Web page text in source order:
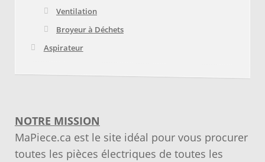
Ventilation
Broyeur à Déchets
Aspirateur
NOTRE MISSION
MaPiece.ca est le site idéal pour vous procurer
toutes les pièces électriques de toutes les